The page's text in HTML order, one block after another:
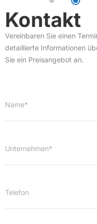
Kontakt
Vereinbaren Sie einen
detaillierte Informationen
Sie ein Preisangebot an.
Name*
Unternehmen*
Telefon